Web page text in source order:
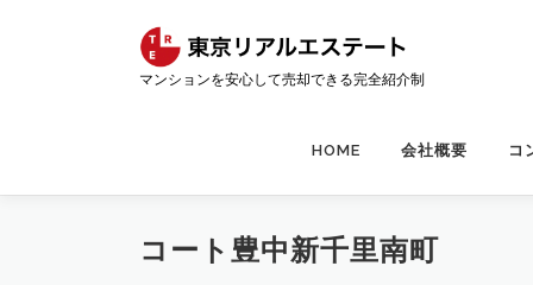
キ
マンションを安心して売却できる完全紹介制
HOME 会社概要 コ
コート豊中新千里南町